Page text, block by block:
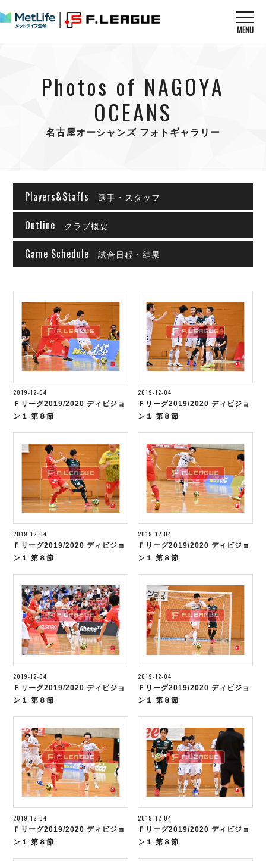
MENU
すべてのニュース
Ｆチャレンジリーグ
チケット
メディア情報
フットサル日本代表
その他
試合を観る MATCHES
メットライフ生命Ｆ１リーグ
戦績表
警告・退場・出場停止選手
個人ランキング｜ゴール
個人ランキング｜シュート
個人ランキング｜シュート成功率
メットライフ生命Ｆ２リーグ
試合日程
順位表
戦績表
警告・退場・出場停止選手
個人ランキング｜ゴール
個人ランキング｜シュート
個人ランキング｜シュート成功率
個人ランキング｜第2PK
メットライフ生命Ｆリーグカップ 2026
試合日程・結果
大会概要
アリーナ情報
チケット情報
過去の記録
クラブを知る CLUB
メットライフ生命Ｆ１リーグ
エスポラーダ北海道
バルドラール浦安
フウガドールすみだ
しながわシティ
立川アスレティックFC
ボアルース長野
名古屋オーシャンズ
シュライカー大阪
ボルクバレット北九州
バサジィ大分
メットライフ生命Ｆ２リーグ
ヴォスクオーレ仙台
マルバ水戸FC
リガーレヴィア葛飾
Y．S．C．C．横浜
ヴィンセドール白山
アグレミーナ浜松
デウソン神戸
ポルセイド浜田
チケットを買う
アリーナ情報 ARENA
リーグ概要 ABOUT US
リーグ概要
日本フットサルリーグについて
大会概要
リーグ要項
クラブライセンス関連
アリーナ観戦マナー&ルール
過去の記録 ARCHIVE
過去の試合記録
ディビジョン2 試合記録
Ｆリーグカップ 試合記録
リーグ統計データ
記念ゴール
ハットトリック
担当審判員
選手の通算記録（Ｆ１）
エスポラーダ北海道
フウガドールすみだ
しながわシティ
立川アスレティックFC
ペスカドーラ町田
ボアルース長野
名古屋オーシャンズ
ボルクバレット北九州
バサジィ大分
選手の通算記録（Ｆ２）
マルバ水戸FC
リガーレヴィア葛飾
プロジェクト PROJECT
ABeam AWARD
DIVISION01
DIVISION02
FOLLOW US!
Photos of NAGOYA
OCEANS
名古屋オーシャンズ フォトギャラリー
Players&Staffs 選手・スタッフ
Outline クラブ概要
Game Schedule 試合日程・結果
2019-12-04
Ｆリーグ2019/2020 ディビジョ
ン１ 第８節
2019-12-04
Ｆリーグ2019/2020 ディビジョ
ン１ 第８節
2019-12-04
Ｆリーグ2019/2020 ディビジョ
ン１ 第８節
2019-12-04
Ｆリーグ2019/2020 ディビジョ
ン１ 第８節
2019-12-04
Ｆリーグ2019/2020 ディビジョ
ン１ 第８節
2019-12-04
Ｆリーグ2019/2020 ディビジョ
ン１ 第８節
2019-12-04
Ｆリーグ2019/2020 ディビジョ
ン１ 第８節
2019-12-04
Ｆリーグ2019/2020 ディビジョ
ン１ 第８節